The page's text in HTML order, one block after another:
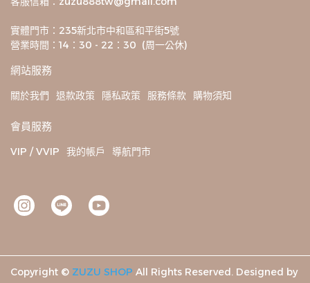
實體門市：235新北市中和區和平街5號
營業時間：14：30 - 22：30  (周一公休)
網站服務
關於我們 退款政策 隱私政策 服務條款 購物須知
會員服務
VIP / VVIP 我的帳戶 導航門市
Copyright © ZUZU SHOP All Rights Reserved. Designed by